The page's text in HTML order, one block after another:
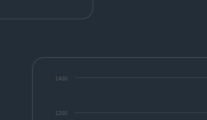
1200
1400